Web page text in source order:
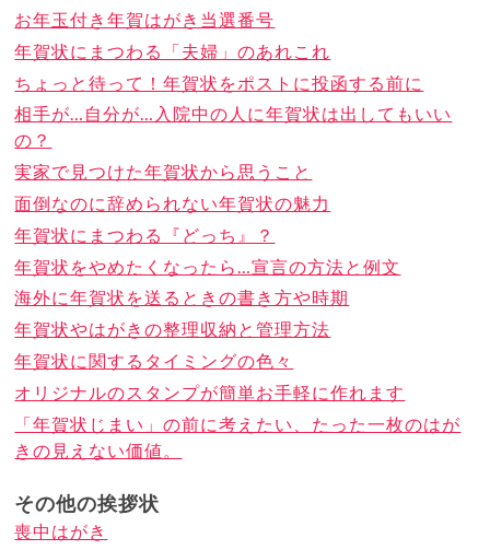
お年玉付き年賀はがき当選番号
年賀状にまつわる「夫婦」のあれこれ
ちょっと待って！年賀状をポストに投函する前に
相手が…自分が…入院中の人に年賀状は出してもいい
の？
実家で見つけた年賀状から思うこと
面倒なのに辞められない年賀状の魅力
年賀状にまつわる『どっち』？
年賀状をやめたくなったら…宣言の方法と例文
海外に年賀状を送るときの書き方や時期
年賀状やはがきの整理収納と管理方法
年賀状に関するタイミングの色々
オリジナルのスタンプが簡単お手軽に作れます
「年賀状じまい」の前に考えたい、たった一枚のはが
きの見えない価値。
その他の挨拶状
喪中はがき